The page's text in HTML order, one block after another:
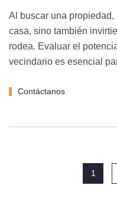
Al buscar una
casa, sino también
rodea. Evaluar el
vecindario es esencial
Contáctanos
1